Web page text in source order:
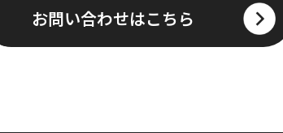
お問い合わせはこちら